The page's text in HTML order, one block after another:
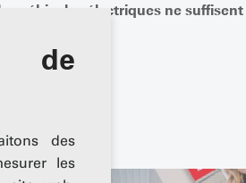
de
des
les
véhicules électriques ne suffisent